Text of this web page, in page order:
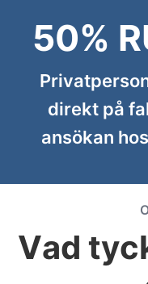
50%
direkt på
ansökan
Vad